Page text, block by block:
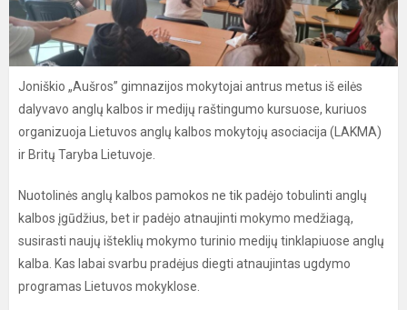
Joniškio „Aušros” gimnazijos mokytojai antrus metus iš eilės
dalyvavo anglų kalbos ir medijų raštingumo kursuose, kuriuos
organizuoja Lietuvos anglų kalbos mokytojų asociacija (LAKMA)
ir Britų Taryba Lietuvoje.
Nuotolinės anglų kalbos pamokos ne tik padėjo tobulinti anglų
kalbos įgūdžius, bet ir padėjo atnaujinti mokymo medžiagą,
susirasti naujų išteklių mokymo turinio medijų tinklapiuose anglų
kalba. Kas labai svarbu pradėjus diegti atnaujintas ugdymo
programas Lietuvos mokyklose.